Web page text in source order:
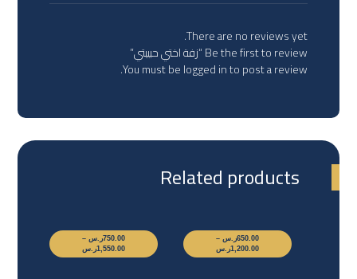
There are no reviews yet.
Be the first to review “زفة اختي حبيبتي”
You must belogged into post a review.
Related products
650.00ر.س –
1,200.00ر.س
750.00ر.س –
1,550.00ر.س